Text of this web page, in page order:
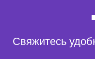
Свяжитесь